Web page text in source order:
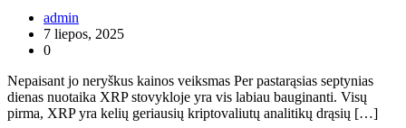
admin
7 liepos, 2025
0
Nepaisant jo neryškus kainos veiksmas Per pastarąsias septynias
dienas nuotaika XRP stovykloje yra vis labiau bauginanti. Visų
pirma, XRP yra kelių geriausių kriptovaliutų analitikų drąsių […]